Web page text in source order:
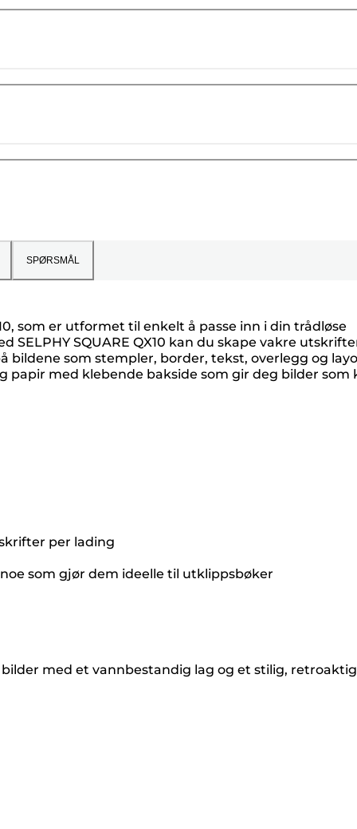
SPØRSMÅL
som er utformet til enkelt å passe inn i din trådløse
SQUARE QX10 kan du skape vakre
bildene som stempler, border, tekst, overlegg og
papir med klebende bakside som gir deg bilder som
per lading
som gjør dem ideelle til utklippsbøker
med et vannbestandig lag og et stilig, retroaktig